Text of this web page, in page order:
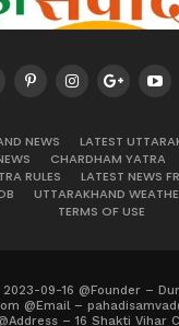
NEWS
LATEST
CHARDHAM YATRA
RULES
LATEST NEWS
UTTARAKHAND
TERMS OF USE
09-16 @Founder –
@Email –
– 16 Shakti Vihar